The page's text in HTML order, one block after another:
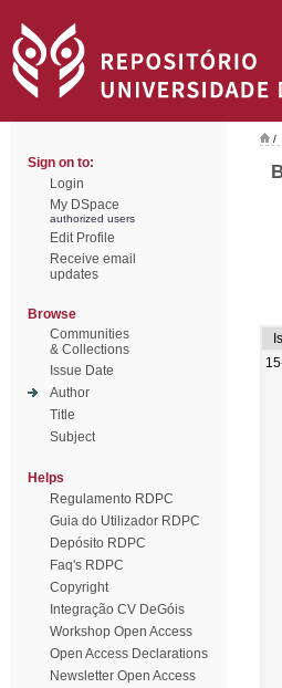
Sign on to:
Login
My DSpace
authorized users
Edit Profile
Receive email
updates
Browse
Communities
& Collections
Issue Date
Author
Title
Subject
Helps
Regulamento RDPC
Guia do Utilizador RDPC
Depósito RDPC
Faq's RDPC
Copyright
Integração CV DeGóis
Workshop Open Access
Open Access Declarations
Newsletter Open Access
/